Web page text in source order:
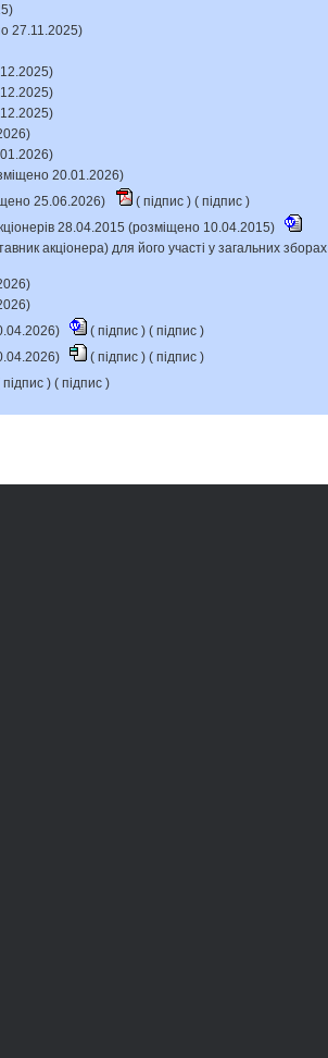
27.11.2025)
20.01.2026)
25.06.2026)
( підпис ) ( підпис )
28.04.2015 (розміщено 10.04.2015)
акціонера) для його участі у загальних зборах
( підпис ) ( підпис )
( підпис ) ( підпис )
підпис ) ( підпис )